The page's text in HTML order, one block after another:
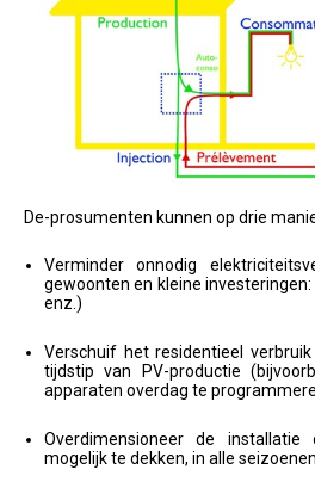
De-prosumenten kunnen op drie
Verminder onnodig
gewoonten en kleine
enz.)
Verschuif het residentieel
tijdstip van PV-productie
apparaten overdag te
Overdimensioneer de
mogelijk te dekken, in alle seizoenen.